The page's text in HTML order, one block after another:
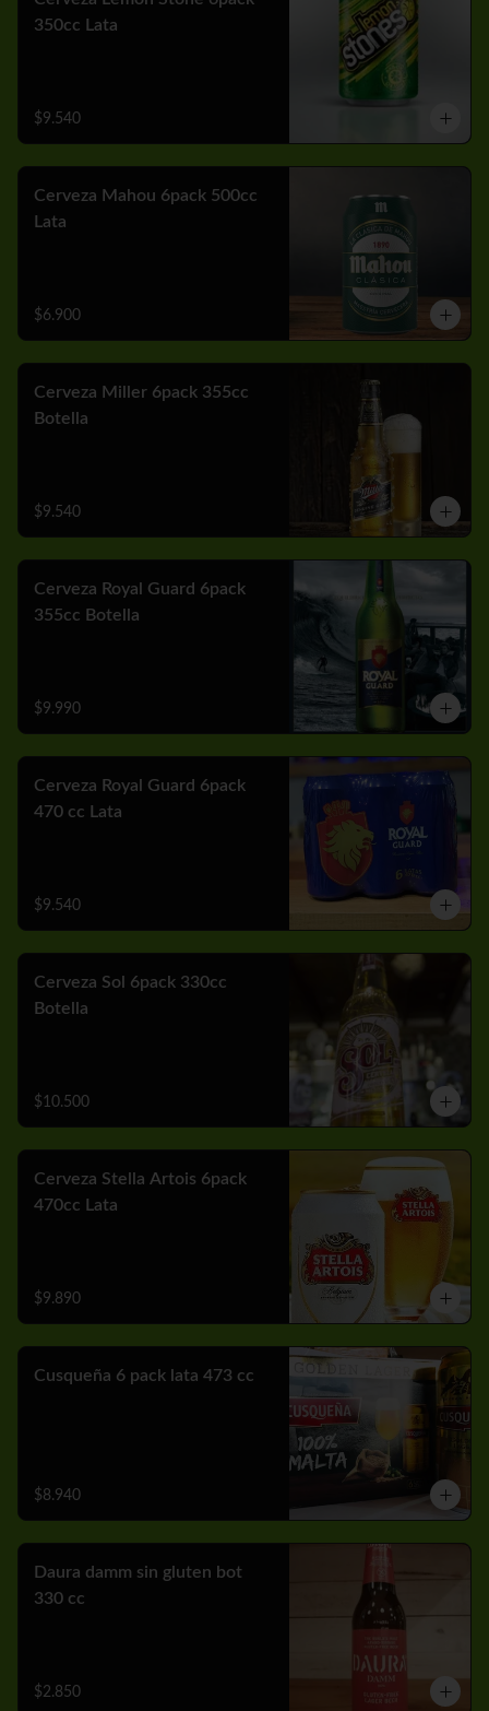
350cc Lata
$9.540
Cerveza Mahou 6pack 500cc
Lata
$6.900
Cerveza Miller 6pack 355cc
Botella
$9.540
Cerveza Royal Guard 6pack
355cc Botella
$9.990
Cerveza Royal Guard 6pack
470 cc Lata
$9.540
Cerveza Sol 6pack 330cc
Botella
$10.500
Cerveza Stella Artois 6pack
470cc Lata
$9.890
Cusqueña 6 pack lata 473 cc
$8.940
Daura damm sin gluten bot
330 cc
$2.850